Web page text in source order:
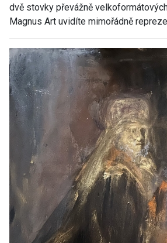
dvě stovky převážně
Magnus Art uvidíte mimořádně